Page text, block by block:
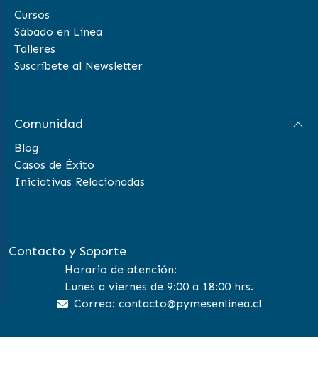
Cursos
Sábado en Línea
Talleres
Suscríbete al Newsletter
Comunidad
Blog
Casos de Éxito
Iniciativas Relacionadas
Contacto y Soporte
Horario de atención:
Lunes a viernes de 9:00 a 18:00 hrs.
Correo: contacto@pymesenlinea.cl